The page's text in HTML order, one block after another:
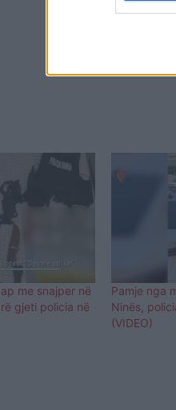
me snajper në
gjeti policia në
Pamje nga
Ninës,
(VIDEO)